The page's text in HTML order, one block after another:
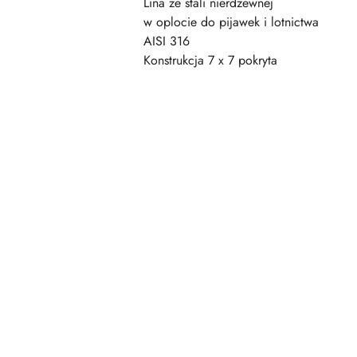
w oplocie do pijawek i lotnictwa
AISI 316
Konstrukcja 7 x 7 pokryta